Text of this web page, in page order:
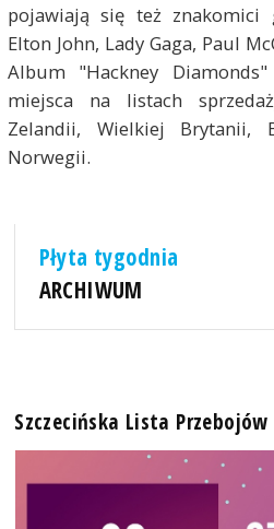
pojawiają się też znakomici
Elton John, Lady Gaga, Paul
Album "Hackney
miejsca na listach
Zelandii, Wielkiej Brytanii,
Norwegii.
Płyta tygodnia
ARCHIWUM
Szczecińska Lista Przebojów